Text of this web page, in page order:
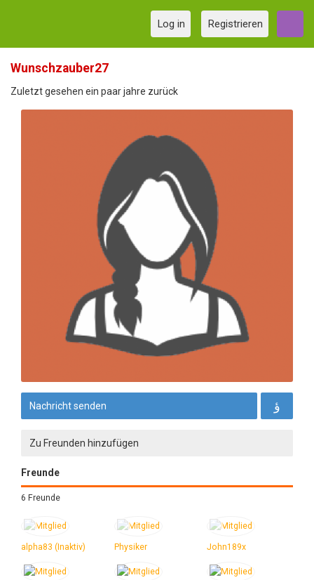
Log in Registrieren
Wunschzauber27
Zuletzt gesehen ein paar jahre zurück
Nachricht senden
Zu Freunden hinzufügen
Freunde
6 Freunde
alpha83 (Inaktiv) Physiker John189x